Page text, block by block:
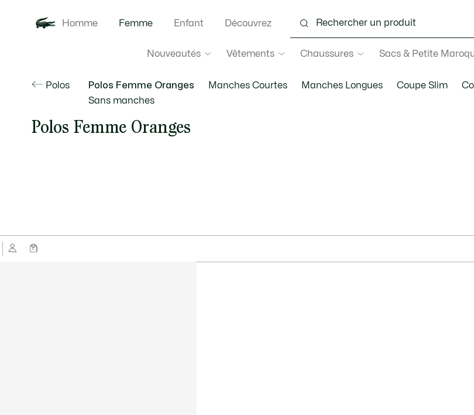
Homme Femme
Nouveautés Vêtements Chaussures Sacs & Petite
Enfant Découvrez
Polos Polos Femme Oranges Manches Courtes Manches Longues Coupe Slim
Sans manches
Polos Femme Oranges